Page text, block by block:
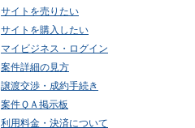
サイトを売りたい
サイトを購入したい
マイビジネス・ログイン
案件詳細の見方
譲渡交渉・成約手続き
案件ＱＡ掲示板
利用料金・決済について